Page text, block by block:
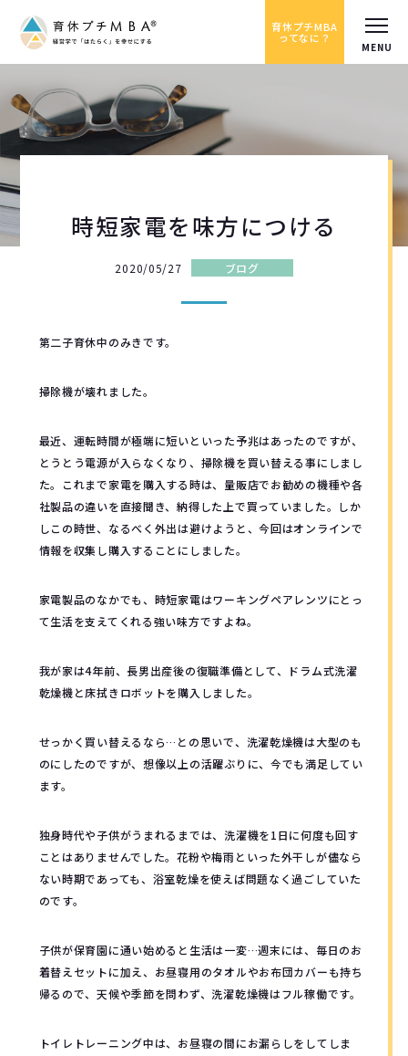
育休プチMBA
ってなに？
時短家電を味方につける
2020/05/27 ブログ
第二子育休中のみきです。
掃除機が壊れました。
最近、運転時間が極端に短いといった予兆はあったのですが、
とうとう電源が入らなくなり、掃除機を買い替える事にしまし
た。これまで家電を購入する時は、量販店でお勧めの機種や各
社製品の違いを直接聞き、納得した上で買っていました。しか
しこの時世、なるべく外出は避けようと、今回はオンラインで
情報を収集し購入することにしました。
家電製品のなかでも、時短家電はワーキングペアレンツにとっ
て生活を支えてくれる強い味方ですよね。
我が家は4年前、長男出産後の復職準備として、ドラム式洗濯
乾燥機と床拭きロボットを購入しました。
せっかく買い替えるなら…との思いで、洗濯乾燥機は大型のも
のにしたのですが、想像以上の活躍ぶりに、今でも満足してい
ます。
独身時代や子供がうまれるまでは、洗濯機を1日に何度も回す
ことはありませんでした。花粉や梅雨といった外干しが儘なら
ない時期であっても、浴室乾燥を使えば問題なく過ごしていた
のです。
子供が保育園に通い始めると生活は一変…週末には、毎日のお
着替えセットに加え、お昼寝用のタオルやお布団カバーも持ち
帰るので、天候や季節を問わず、洗濯乾燥機はフル稼働です。
トイレトレーニング中は、お昼寝の間にお漏らしをしてしま